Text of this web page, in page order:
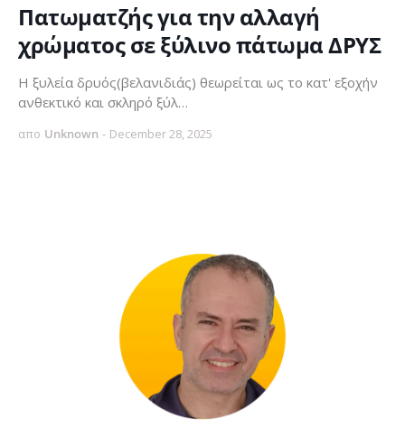
Πατωματζής για την αλλαγή
χρώματος σε ξύλινο πάτωμα ΔΡΥΣ
Η ξυλεία δρυός(βελανιδιάς) θεωρείται ως το κατ' εξοχήν
ανθεκτικό και σκληρό ξύλ…
απο Unknown - December 28, 2025